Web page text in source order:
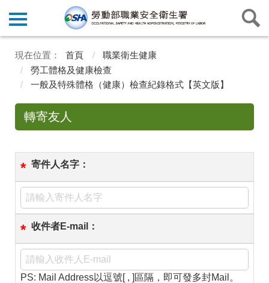
首頁
職業衛生健康
勞工體格及健康檢查
一般及特殊體格（健康）檢查紀錄格式【英文版】
轉寄友人
* 寄件人名字：
* 收件者E-mail：
PS: Mail Address以逗號[ , ]區隔，即可發多封Mail。